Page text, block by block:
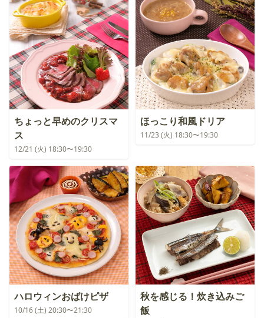
ちょっと早めのクリスマ
ス
12/21 (火) 18:30〜19:30
ほっこり和風ドリア
11/23 (火) 18:30〜19:30
ハロウィンおばけピザ
10/16 (土) 20:30〜21:30
秋を感じる！炊き込みご
飯